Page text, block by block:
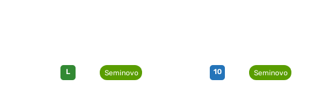
L Seminovo 10 Seminovo